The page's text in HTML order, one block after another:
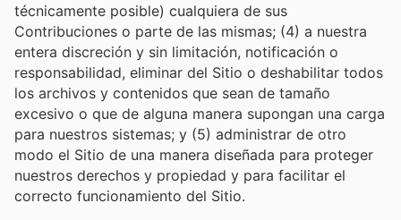
técnicamente posible) cualquiera de sus
Contribuciones o parte de las mismas; (4) a nuestra
entera discreción y sin limitación, notificación o
responsabilidad, eliminar del Sitio o deshabilitar todos
los archivos y contenidos que sean de tamaño
excesivo o que de alguna manera supongan una carga
para nuestros sistemas; y (5) administrar de otro
modo el Sitio de una manera diseñada para proteger
nuestros derechos y propiedad y para facilitar el
correcto funcionamiento del Sitio.